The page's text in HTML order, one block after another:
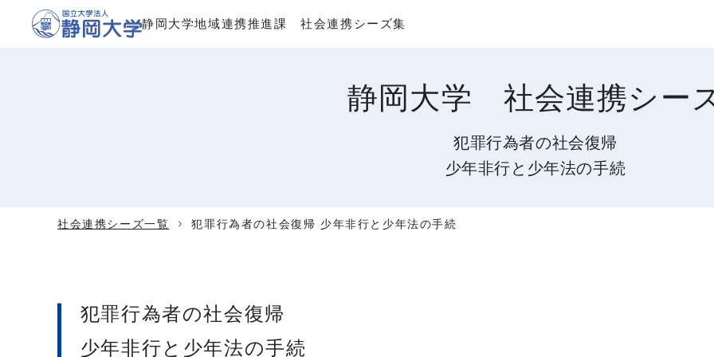
静岡大学地域連携推進課社会連携シーズ集
静岡大学 社会連携シー
犯罪行為者の社会復帰
少年非行と少年法の手続
社会連携シーズ一覧 犯罪行為者の社会復帰 少年非行と少年法の手続
犯罪行為者の社会復帰
少年非行と少年法の手続